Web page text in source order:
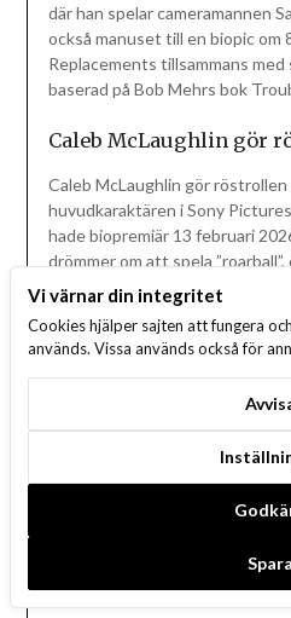
där han spelar cameramannen
också manuset till en biopic
Replacements tillsammans med
baserad på Bob Mehrs bok
Caleb McLaughlin gör
Caleb McLaughlin gör röstrollen
huvudkaraktären i Sony
hade biopremiär 13 februari
drömmer om att spela
Röstcasten inkluderar även
Stephen Curry, Aaron Pierre
McLaughlins Stranger Things-
Joe Keery huvudrollade i
tillsammans med Liam Neeson,
Vanessa Redgrave. Filmen
2026. Hans musikprojekt Djo
Charlie Heaton går till
Vi värnar din integritet
Cookies hjälper sajten att fungera
används. Vissa används också för
Spara